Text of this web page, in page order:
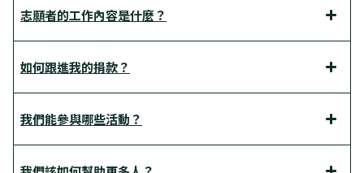
志願者的工作內容是什麼？
如何跟進我的捐款？
我們能參與哪些活動？